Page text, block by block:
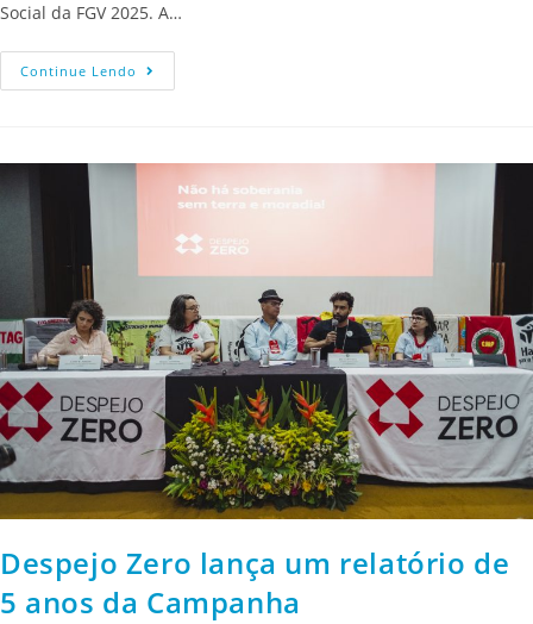
Social da FGV 2025. A…
Continue Lendo
Despejo Zero lança um relatório de
5 anos da Campanha